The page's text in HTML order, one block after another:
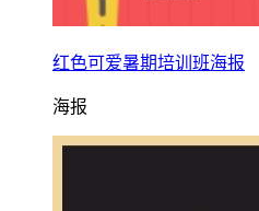
红色可爱暑期培训班海报
海报